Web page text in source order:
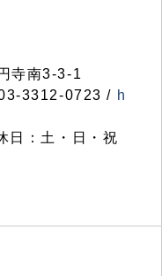
寺南3-3-1
3312-0723 / h
日：土・日・祝